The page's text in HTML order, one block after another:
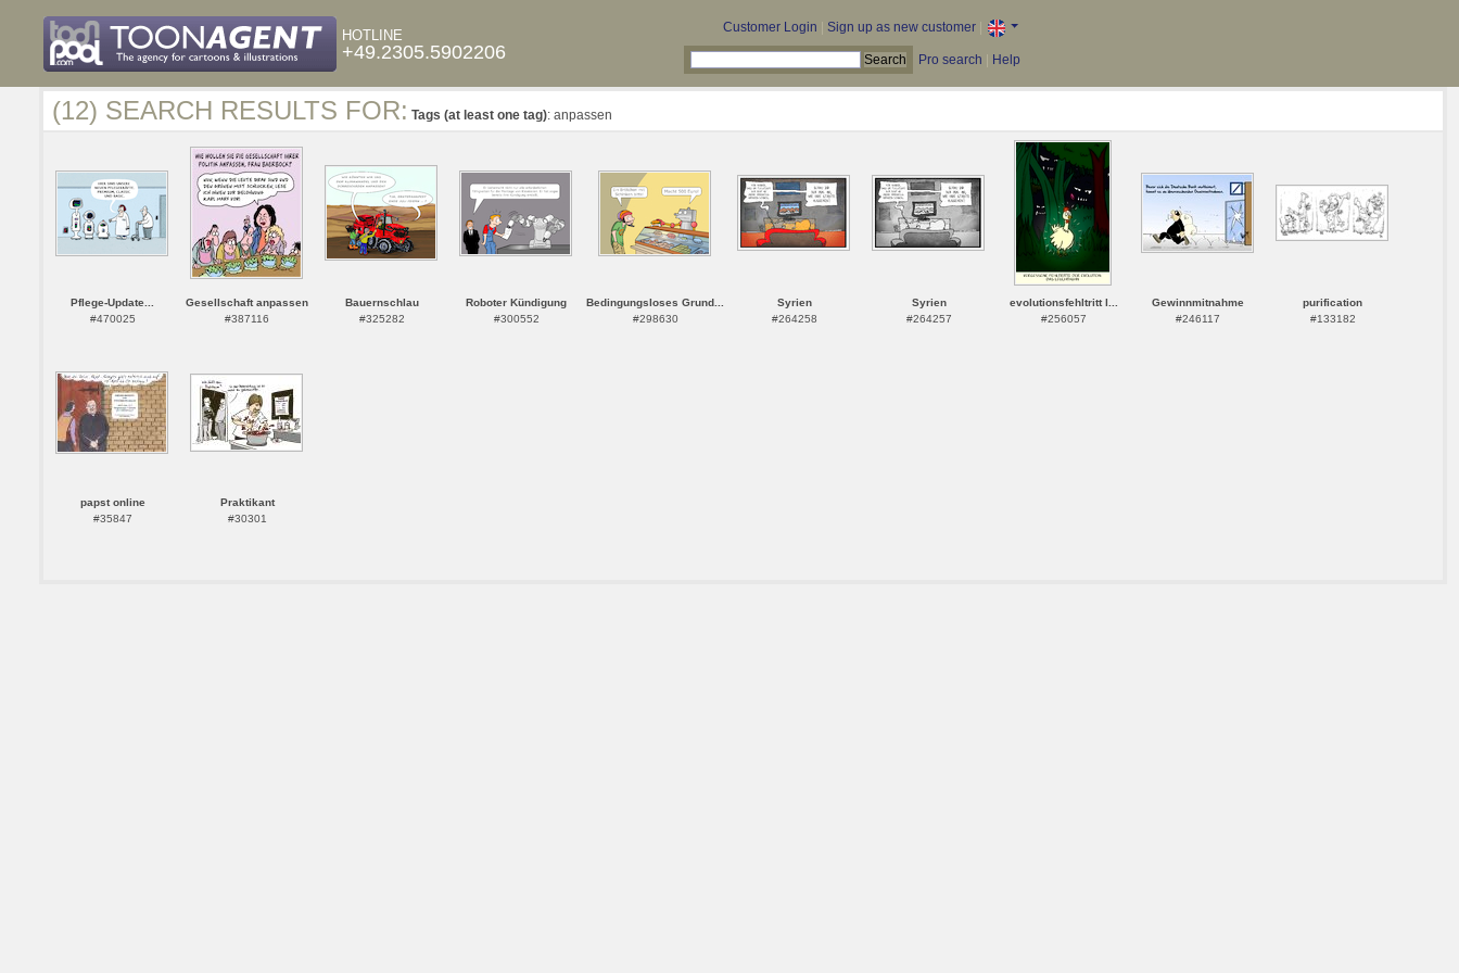
HOTLINE
+49.2305.5902206
Customer Login Sign up as new customer|
Pro search Help
(12) SEARCH RESULTS FOR: Tags (at least one tag): anpassen
Pflege-Update...
#470025
Gesellschaft anpassen
#387116
Bauernschlau
#325282
Roboter Kündigung
#300552
Bedingungsloses Grund...
#298630
Syrien
#264258
Syrien
#264257
evolutionsfehltritt l...
#256057
Gewinnmitnahme
#246117
purification
#133182
papst online
#35847
Praktikant
#30301